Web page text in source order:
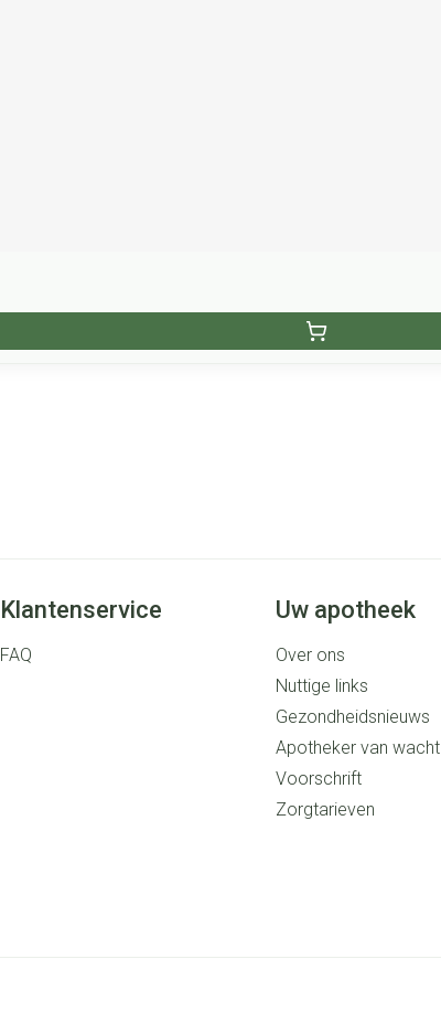
Klantenservice
FAQ
Uw apotheek
Over ons
Nuttige links
Gezondheidsnieuws
Apotheker van wacht
Voorschrift
Zorgtarieven